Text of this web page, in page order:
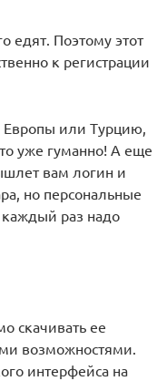
едят. Поэтому этот
к регистрации
Европы или Турцию,
уже гуманно! А еще
вам логин и
но персональные
каждый раз надо
скачивать ее
возможностями.
интерфейса на